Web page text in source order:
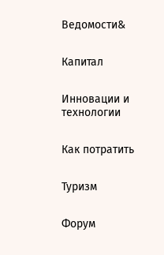
Ведомости&
Капитал
Инновации и
технологии
Как потратить
Туризм
Форум